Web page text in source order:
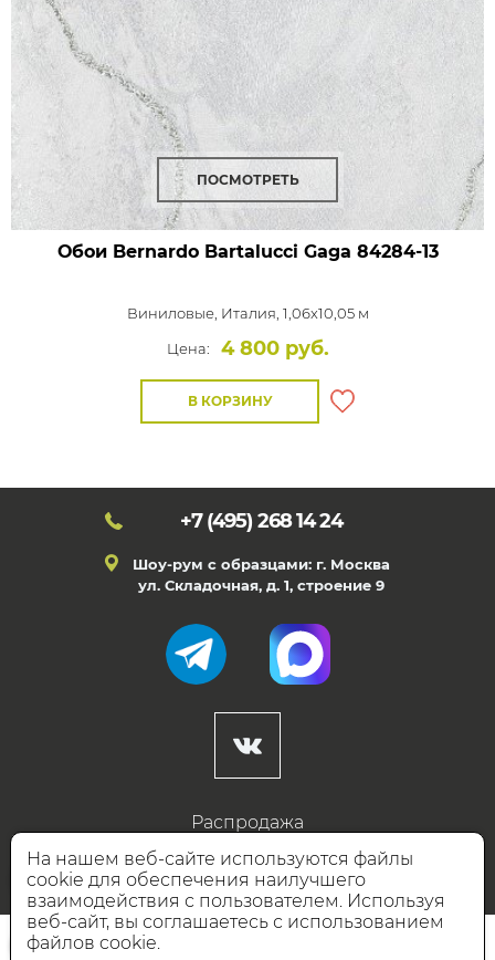
ПОСМОТРЕТЬ
Обои Bernardo Bartalucci Gaga 84284-13
Виниловые, Италия, 1,06x10,05 м
Цена:
4 800 руб.
В КОРЗИНУ
+7 (495) 268 14 24
Шоу-рум с образцами: г. Москва
ул. Складочная, д. 1, строение 9
Распродажа
Готовые дизайны
Дизайнерам
НАШИ ПАРТНЁРЫ
На нашем веб-сайте используются файлы
cookie для обеспечения наилучшего
взаимодействия с пользователем. Используя
веб-сайт, вы соглашаетесь с использованием
файлов cookie.